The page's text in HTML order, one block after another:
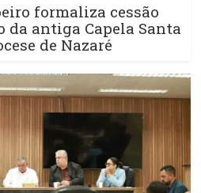
formaliza cessão
antiga Capela Santa
de Nazaré